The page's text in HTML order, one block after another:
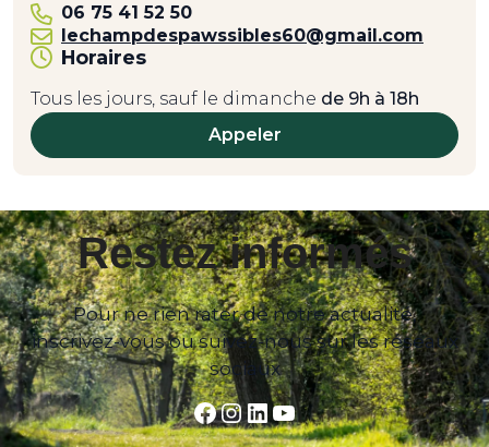
06 75 41 52 50
lechampdespawssibles60@gmail.com
Horaires
Tous les jours, sauf le dimanche de 9h à 18h
Appeler
Restez informés
Pour ne rien rater de notre actualité,
inscrivez-vous ou suivez-nous sur les réseaux
sociaux
Facebook
Instagram
LinkedIn
YouTube